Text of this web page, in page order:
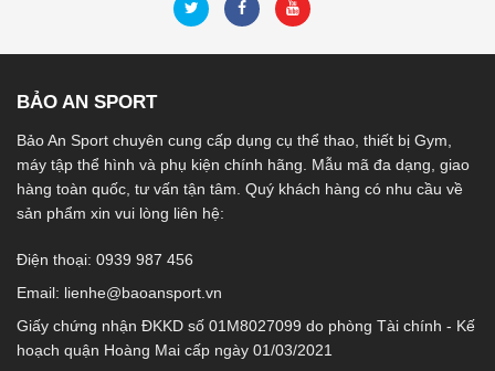
BẢO AN SPORT
Bảo An Sport chuyên cung cấp dụng cụ thể thao, thiết bị Gym,
máy tập thể hình và phụ kiện chính hãng. Mẫu mã đa dạng, giao
hàng toàn quốc, tư vấn tận tâm. Quý khách hàng có nhu cầu về
sản phẩm xin vui lòng liên hệ:
Điện thoại: 0939 987 456
Email: lienhe@baoansport.vn
Giấy chứng nhận ĐKKD số 01M8027099 do phòng Tài chính - Kế
hoạch quận Hoàng Mai cấp ngày 01/03/2021